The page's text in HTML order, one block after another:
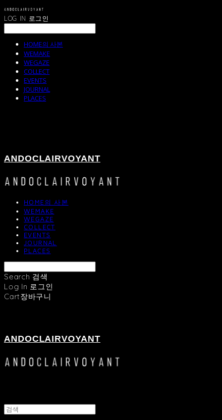
LOG IN 로그인
HOME의 사본
WEMAKE
WEGAZE
COLLECT
EVENTS
JOURNAL
PLACES
ANDOCLAIRVOYANT
HOME의 사본
WEMAKE
WEGAZE
COLLECT
EVENTS
JOURNAL
PLACES
Search 검색
Log In 로그인
Cart장바구니
ANDOCLAIRVOYANT